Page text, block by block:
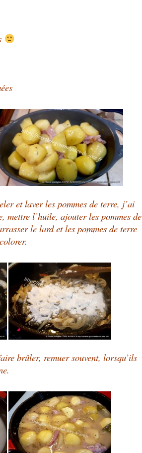
et laver les pommes de terre, j’ai
mettre l’huile, ajouter les pommes de
le lard et les pommes de terre
brûler, remuer souvent, lorsqu’ils